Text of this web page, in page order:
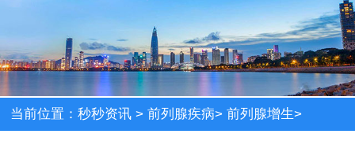
当前位置：秒秒资讯 >前列腺疾病>前列腺增生>